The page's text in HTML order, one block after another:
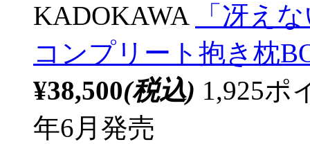
KADOKAWA
「冴え
コンプリート抱き枕
¥38,500(税込) 1,925ポ
年6月発売